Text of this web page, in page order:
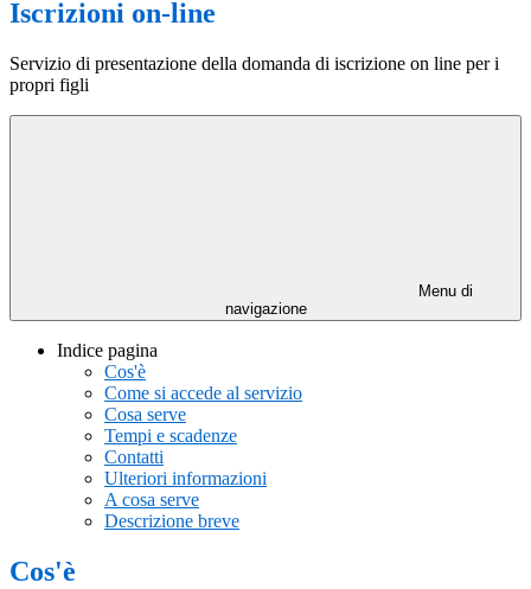
Iscrizioni on-line
Servizio di presentazione della domanda di iscrizione on line per i
propri figli
Menu di
navigazione
Indice pagina
Cos'è
Come si accede al servizio
Cosa serve
Tempi e scadenze
Contatti
Ulteriori informazioni
A cosa serve
Descrizione breve
Cos'è